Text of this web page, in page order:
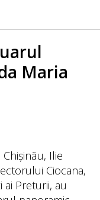
Maria
Ilie
Ciocana,
ai Preturii, au